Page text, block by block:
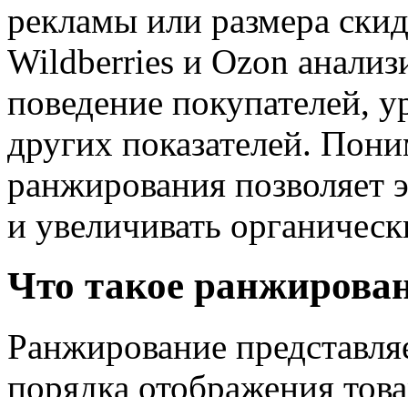
рекламы или размера
Wildberries и Ozon
поведение покупателей,
других показателей.
ранжирования позволяет
и увеличивать
Что такое
Ранжирование
порядка отображения